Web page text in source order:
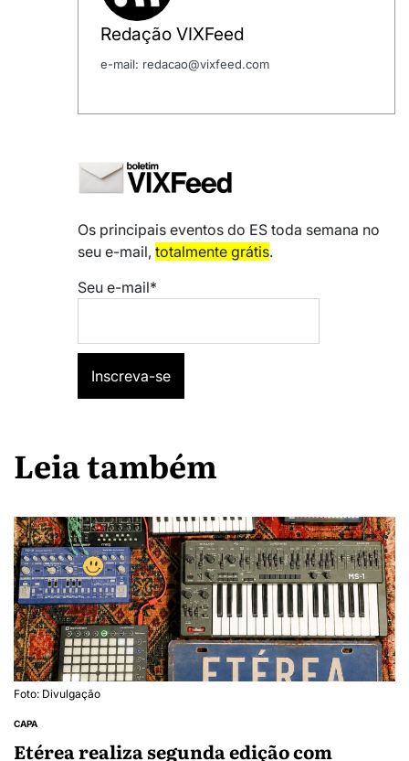
Redação VIXFeed
e-mail: redacao@vixfeed.com
Os principais eventos do ES toda semana no
seu e-mail, totalmente grátis.
Seu e-mail*
Leia também
Foto: Divulgação
CAPA
Etérea realiza segunda edição com